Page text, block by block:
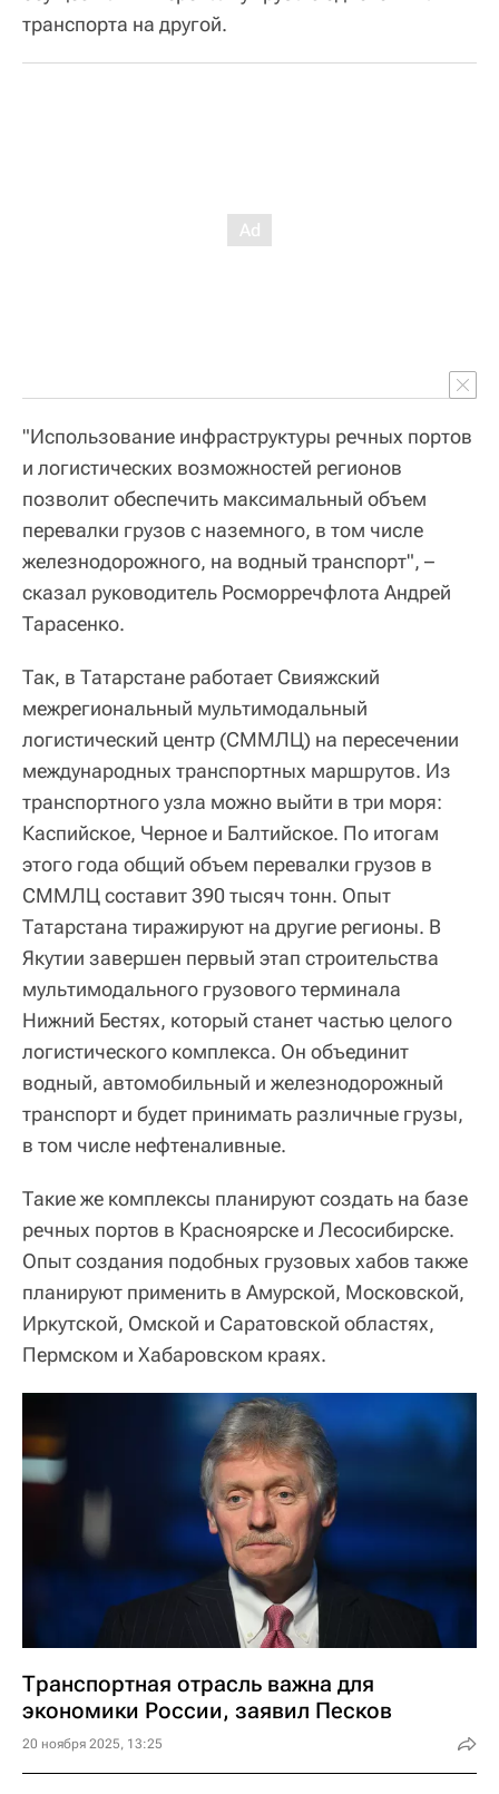
транспорта на другой.
"Использование инфраструктуры речных портов
и логистических возможностей регионов
позволит обеспечить максимальный объем
перевалки грузов с наземного, в том числе
железнодорожного, на водный транспорт", –
сказал руководитель Росморречфлота Андрей
Тарасенко.
Так, в Татарстане работает Свияжский
межрегиональный мультимодальный
логистический центр (СММЛЦ) на пересечении
международных транспортных маршрутов. Из
транспортного узла можно выйти в три моря:
Каспийское, Черное и Балтийское. По итогам
этого года общий объем перевалки грузов в
СММЛЦ составит 390 тысяч тонн. Опыт
Татарстана тиражируют на другие регионы. В
Якутии завершен первый этап строительства
мультимодального грузового терминала
Нижний Бестях, который станет частью целого
логистического комплекса. Он объединит
водный, автомобильный и железнодорожный
транспорт и будет принимать различные грузы,
в том числе нефтеналивные.
Такие же комплексы планируют создать на базе
речных портов в Красноярске и Лесосибирске.
Опыт создания подобных грузовых хабов также
планируют применить в Амурской, Московской,
Иркутской, Омской и Саратовской областях,
Пермском и Хабаровском краях.
Транспортная отрасль важна для
экономики России, заявил Песков
20 ноября 2025, 13:25